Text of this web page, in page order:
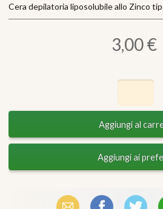
Cera depilatoria liposolubile allo Zinco
3,00 €
Email FacebookX (Twitter)